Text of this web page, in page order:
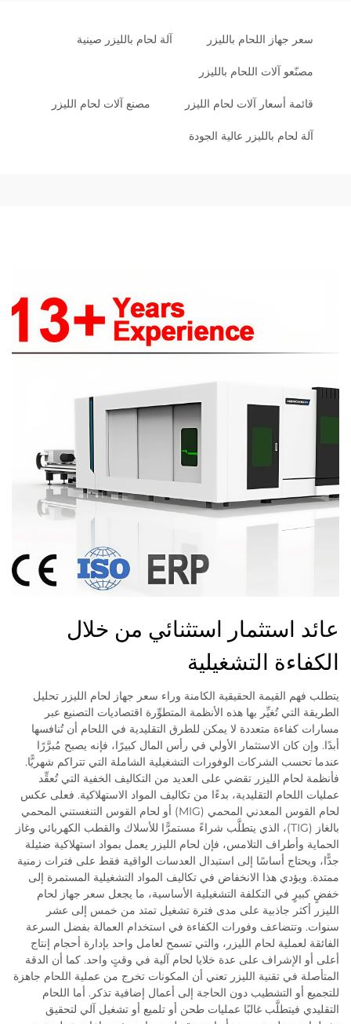
سعر جهاز اللحام بالليزر آلة لحام بالليزر صينية
مصنّعو آلات اللحام بالليزر
قائمة أسعار آلات لحام الليزر مصنع آلات لحام الليزر
آلة لحام بالليزر عالية الجودة
عائد استثمار استثنائي من خلال
الكفاءة التشغيلية
يتطلب فهم القيمة الحقيقية الكامنة وراء سعر جهاز لحام الليزر تحليل
الطريقة التي تُغيِّر بها هذه الأنظمة المتطوِّرة اقتصاديات التصنيع عبر
مسارات كفاءة متعددة لا يمكن للطرق التقليدية في اللحام أن تُنافسها
أبدًا. وإن كان الاستثمار الأولي في رأس المال كبيرًا، فإنه يصبح مُبرَّرًا
عندما تحسب الشركات الوفورات التشغيلية الشاملة التي تتراكم شهريًّا.
فأنظمة لحام الليزر تقضي على العديد من التكاليف الخفية التي تُعقِّد
عمليات اللحام التقليدية، بدءًا من تكاليف المواد الاستهلاكية. فعلى عكس
لحام القوس المعدني المحمي (MIG) أو لحام القوس التنغستني المحمي
بالغاز (TIG)، الذي يتطلَّب شراءً مستمرًّا للأسلاك والقطب الكهربائي وغاز
الحماية وأطراف التلامس، فإن لحام الليزر يعمل بمواد استهلاكية ضئيلة
جدًّا، ويحتاج أساسًا إلى استبدال العدسات الواقية فقط على فترات زمنية
ممتدة. ويؤدي هذا الانخفاض في تكاليف المواد التشغيلية المستمرة إلى
خفضٍ كبيرٍ في التكلفة التشغيلية الأساسية، ما يجعل سعر جهاز لحام
الليزر أكثر جاذبية على مدى فترة تشغيل تمتد من خمس إلى عشر
سنوات. وتتضاعف وفورات الكفاءة في استخدام العمالة بفضل السرعة
الفائقة لعملية لحام الليزر، والتي تسمح لعامل واحد بإدارة أحجام إنتاج
أعلى أو الإشراف على عدة خلايا لحام آلية في وقتٍ واحد. كما أن الدقة
المتأصلة في تقنية الليزر تعني أن المكونات تخرج من عملية اللحام جاهزة
للتجميع أو التشطيب دون الحاجة إلى أعمال إضافية تذكر. أما اللحام
التقليدي فيتطلَّب غالبًا عمليات طحن أو تلميع أو تشغيل آلي لتحقيق